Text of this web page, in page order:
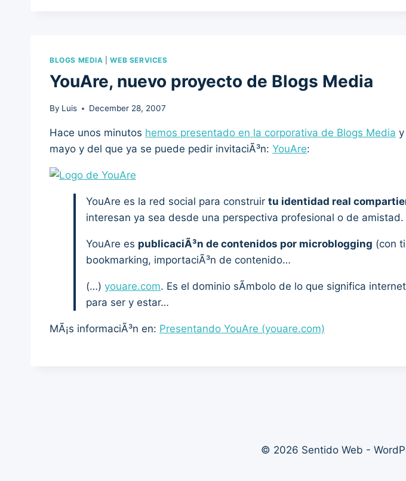
BLOGS MEDIA |WEB SERVICES
YouAre, nuevo proyecto de Blogs Media
By Luis December 28, 2007
Hace unos minutos hemos presentado en la corporativa de Blogs Media y
mayo y del que ya se puede pedir invitaciÃ³n: YouAre:
YouAre es la red social para construir tu identidad real
interesan ya sea desde una perspectiva profesional o de amistad.
YouAre es publicaciÃ³n de contenidos por microblogging (con
bookmarking, importaciÃ³n de contenido…
(…) youare.com. Es el dominio sÃ­mbolo de lo que significa
para ser y estar…
MÃ¡s informaciÃ³n en: Presentando YouAre (youare.com)
© 2026 Sentido Web -